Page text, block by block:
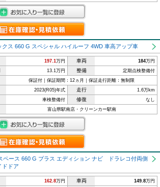
クス 660 G スペシャル ハイルーフ 4WD 車高アップ車
197.1万円 車両 184万円
13.1万円 整備 定期点検整備付
保証付｜保証期間：12ヵ月｜保証走行距離：無制限
2023(R05)年式 走行 1.6万km
車検整備付 修復 なし
富山県駅南店・クリーンカー駅南
ペース 660 G プラス エディション ナビ ドラレコ付両側
ドドア
162.8万円 車両 149.8万円